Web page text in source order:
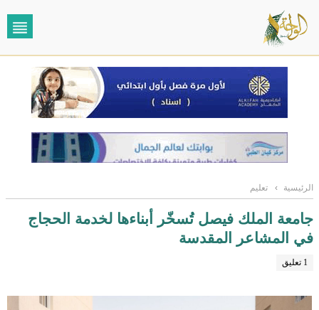
الرئيسية › تعليم
جامعة الملك فيصل تُسخّر أبناءها لخدمة الحجاج
في المشاعر المقدسة
1 تعليق